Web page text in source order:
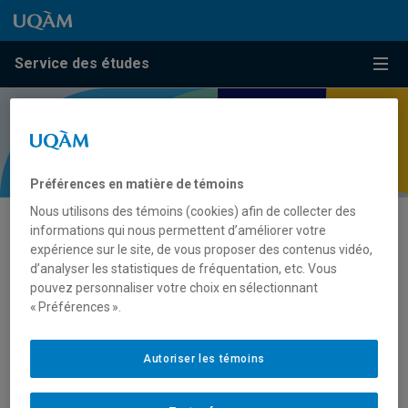
Passer au contenu
Accéder au menu principal
Accéder à la recherche
Passer au contenu
Accéder au menu principal
Service des études
Francisation UQAM
Francisation UQAMoffre des cours de français à temps
Le programme s’adresse aux personnes installées au
Québec qui désirent apprendre la langue française.
Le programme est dynamique et enrichissant. La langue
Préférences en matière de témoins
Nous utilisons des témoins (cookies) afin de collecter des
informations qui nous permettent d’améliorer votre
expérience sur le site, de vous proposer des contenus vidéo,
d’analyser les statistiques de fréquentation, etc. Vous
pouvez personnaliser votre choix en sélectionnant
« Préférences ».
Autoriser les témoins